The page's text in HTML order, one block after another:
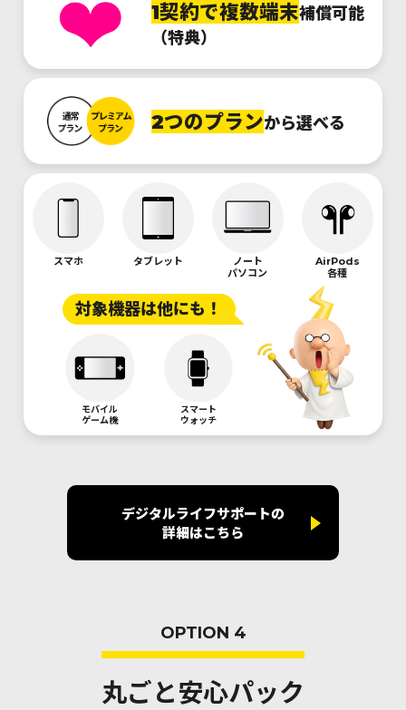
1契約で複数端末補償可能
（特典）
2つのプランから選べる
スマホ タブレット
ノート
パソコン
AirPods
各種
モバイル
ゲーム機
スマート
ウォッチ
対象機器は他にも！
デジタルライフサポートの
詳細はこちら
OPTION 4
丸ごと安心パック